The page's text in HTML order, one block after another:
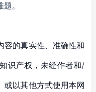
。
容的真实性、准确性和
识产权，未经作者和/
或以其他方式使用本网